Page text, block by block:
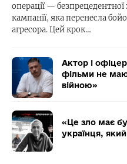
операції —
кампанії, яка перенесла
агресора. Цей крок…
Актор і
фільми не
війною»
«Це зло має
українця,